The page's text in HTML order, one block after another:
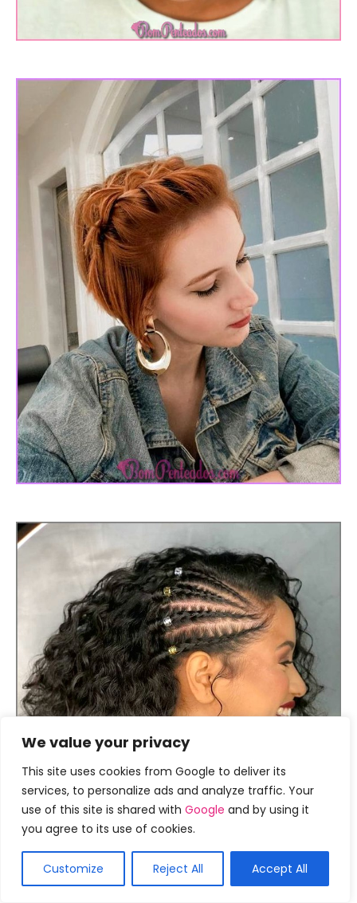
We value your privacy
This site uses cookies from Google to deliver its
services, to personalize ads and analyze traffic. Your
use of this site is shared with Google and by using it
you agree to its use of cookies.
Customize Reject All Accept All